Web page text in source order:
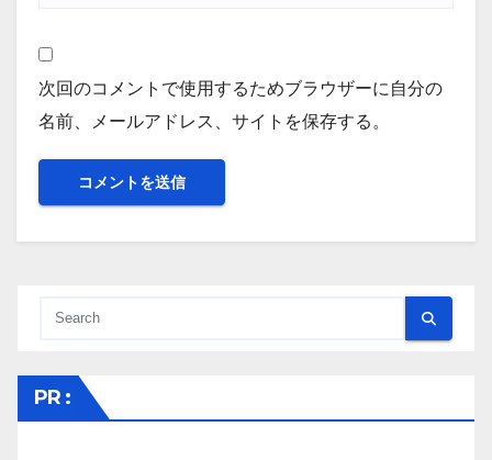
次回のコメントで使用するためブラウザーに自分の
名前、メールアドレス、サイトを保存する。
PR :